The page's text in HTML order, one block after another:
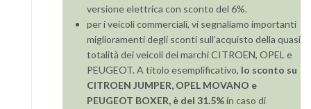
versione elettrica con sconto del 6%.
per i veicoli commerciali, vi segnaliamo importanti
miglioramenti degli sconti sull’acquisto della quasi
totalità dei veicoli dei marchi CITROEN, OPEL e
PEUGEOT. A titolo esemplificativo, lo sconto su
CITROEN JUMPER, OPEL MOVANO e
PEUGEOT BOXER, è del 31.5%in caso di